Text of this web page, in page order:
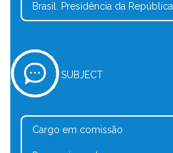
Brasil. Presidência da República
SUBJECT
Cargo em comissão